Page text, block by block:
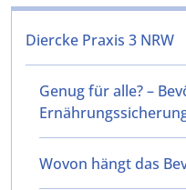
Diercke Praxis 3 NRW
Genug für alle? –
Wovon hängt das